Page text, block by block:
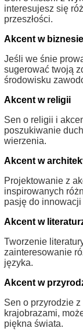
interesujesz się
przeszłości.
Akcent w biznesie
Jeśli we śnie
sugerować twoją
środowisku
Akcent w religii
Sen o religii i
poszukiwanie
wierzenia.
Akcent w
Projektowanie z
inspirowanych
pasję do
Akcent w
Tworzenie
zainteresowanie
języka.
Akcent w
Sen o przyrodzie
krajobrazami,
piękna świata.